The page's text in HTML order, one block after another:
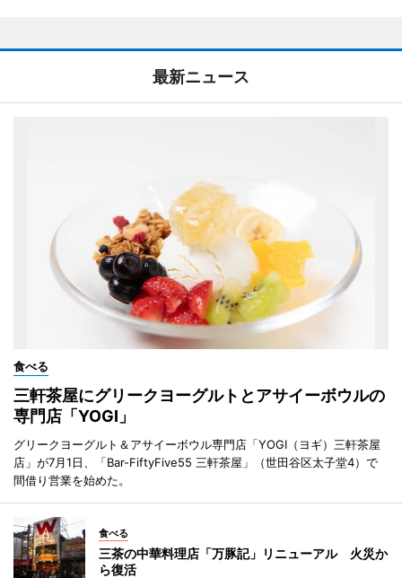
最新ニュース
食べる
三軒茶屋にグリークヨーグルトとアサイーボウルの
専門店「YOGI」
グリークヨーグルト＆アサイーボウル専門店「YOGI（ヨギ）三軒茶屋
店」が7月1日、「Bar-FiftyFive55 三軒茶屋」（世田谷区太子堂4）で
間借り営業を始めた。
食べる
三茶の中華料理店「万豚記」リニューアル 火災か
ら復活